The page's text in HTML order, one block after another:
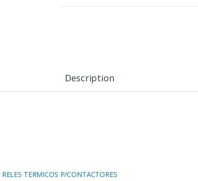
Description
RELES TERMICOS P/CONTACTORES